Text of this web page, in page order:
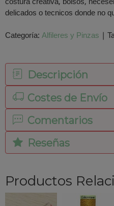
delicados o tecnicos donde no
Categoría:Alfileres y Pinzas |
Descripción
Costes de Envío
Comentarios
Reseñas
Productos